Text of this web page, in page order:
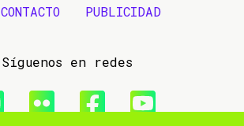
CONTACTO PUBLICIDAD
Síguenos en redes